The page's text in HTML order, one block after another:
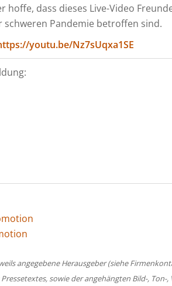
hoffe, dass dieses Live-Video
Pandemie betroffen sind.
youtu.be/Nz7sUqxa1SE
angegebene Herausgeber (siehe
sowie der angehängten Bild-, Ton-,